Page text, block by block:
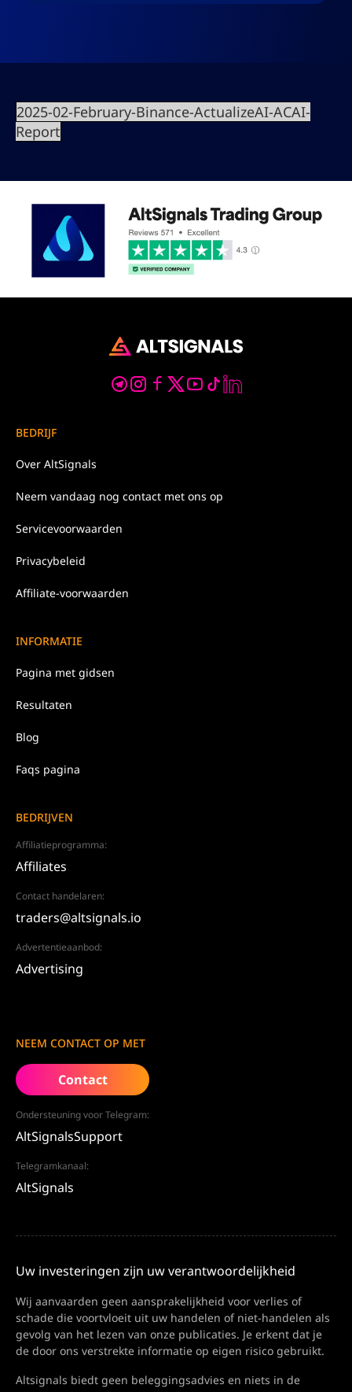
2025-02-February-Binance-ActualizeAI-ACAI-
Report
BEDRIJF
Over AltSignals
Neem vandaag nog contact met ons op
Servicevoorwaarden
Privacybeleid
Affiliate-voorwaarden
INFORMATIE
Pagina met gidsen
Resultaten
Blog
Faqs pagina
BEDRIJVEN
Affiliatieprogramma:
Affiliates
Contact handelaren:
traders@altsignals.io
Advertentieaanbod:
Advertising
NEEM CONTACT OP MET
Contact
Ondersteuning voor Telegram:
AltSignalsSupport
Telegramkanaal:
AltSignals
Uw investeringen zijn uw verantwoordelijkheid
Wij aanvaarden geen aansprakelijkheid voor verlies of
schade die voortvloeit uit uw handelen of niet-handelen als
gevolg van het lezen van onze publicaties. Je erkent dat je
de door ons verstrekte informatie op eigen risico gebruikt.
Altsignals biedt geen beleggingsadvies en niets in de